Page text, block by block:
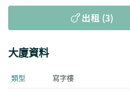
出租 (3)
大廈資料
類型
寫字樓